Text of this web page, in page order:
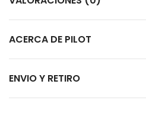
ACERCA DE PILOT
ENVIO Y RETIRO